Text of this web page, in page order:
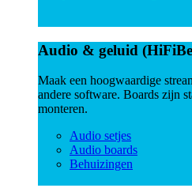
Audio & geluid
Maak een hoogwaardige
andere software. Boards zijn
monteren.
Audio setjes
Audio boards
Behuizingen